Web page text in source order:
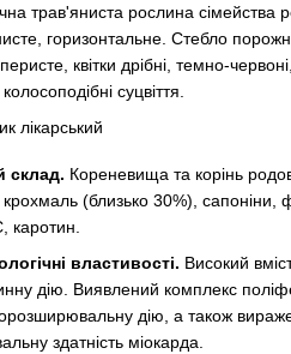
трав'яниста рослина
горизонтальне. Стебло
квітки дрібні, темно-
суцвіття.
склад. Кореневища та корінь
крохмаль (близько 30%),
каротин.
властивості. Високий
дію. Виявлений комплекс
дію, а також
здатність міокарда.